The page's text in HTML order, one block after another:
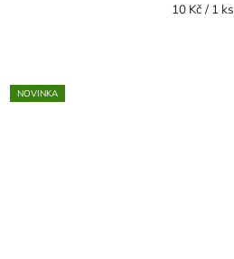
Měrná
10 Kč / 1 ks
NOVINKA